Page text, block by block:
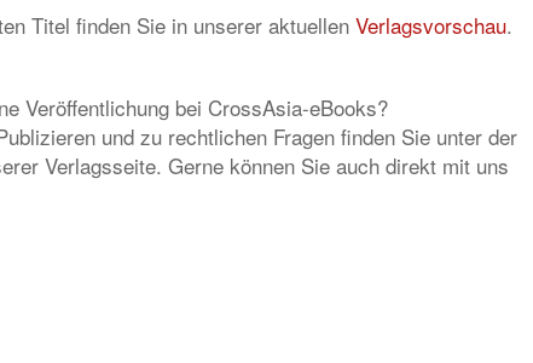
Titel finden Sie in unserer aktuellen Verlagsvorschau.
Veröffentlichung bei CrossAsia-eBooks?
und zu rechtlichen Fragen finden Sie unter der
Verlagsseite. Gerne können Sie auch direkt mit uns